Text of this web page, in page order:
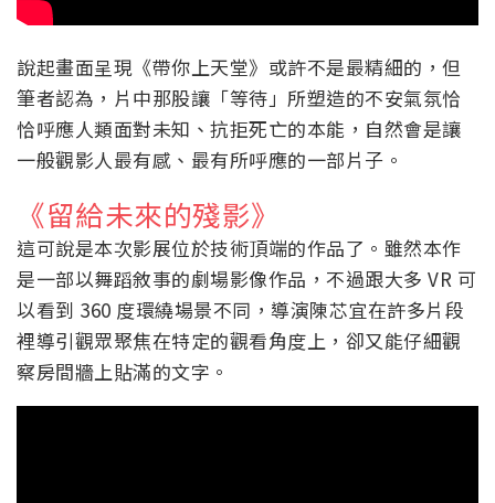
說起畫面呈現《帶你上天堂》或許不是最精細的，但
筆者認為，片中那股讓「等待」所塑造的不安氣氛恰
恰呼應人類面對未知、抗拒死亡的本能，自然會是讓
一般觀影人最有感、最有所呼應的一部片子。
《留給未來的殘影》
這可說是本次影展位於技術頂端的作品了。雖然本作
是一部以舞蹈敘事的劇場影像作品，不過跟大多 VR 可
以看到 360 度環繞場景不同，導演陳芯宜在許多片段
裡導引觀眾聚焦在特定的觀看角度上，卻又能仔細觀
察房間牆上貼滿的文字。